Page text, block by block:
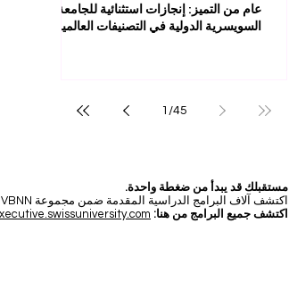
عام من التميز: إنجازات استثنائية للجامعة
السويسرية الدولية في التصنيفات العالمية
1 /45
مستقبلك قد يبدأ من ضغطة واحدة.
اكتشف آلاف البرامج الدراسية المقدمة ضمن مجموعة VBNN في 9 مدن دولية. اختر البرنامج الذي يناسب أهدافك، لغتك، وطموحك المهني.
اكتشف جميع البرامج من هنا: